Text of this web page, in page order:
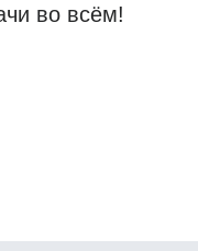
во всём!